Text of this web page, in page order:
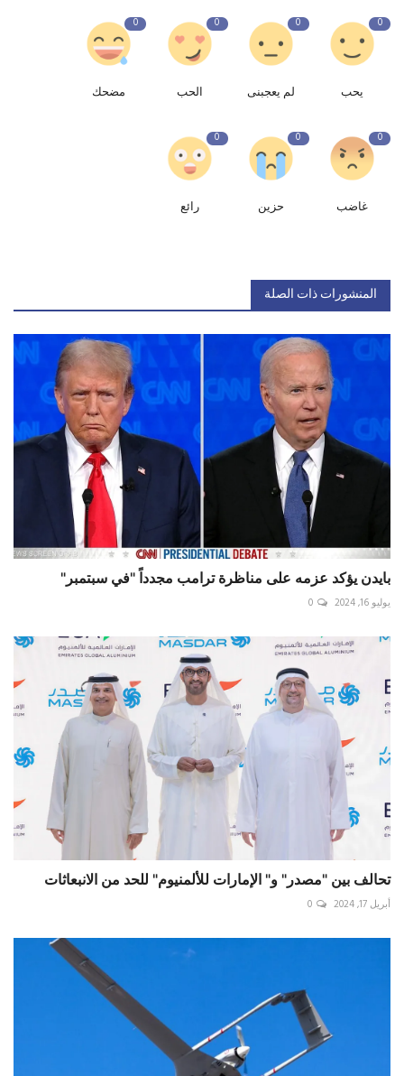
0
يحب
0
لم يعجبنى
0
الحب
0
مضحك
0
غاضب
0
حزين
0
رائع
المنشورات ذات الصلة
بايدن يؤكد عزمه على مناظرة ترامب مجدداً "في سبتمبر"
يوليو 16, 2024 0
تحالف بين "مصدر" و" الإمارات للألمنيوم" للحد من الانبعاثات
أبريل 17, 2024 0